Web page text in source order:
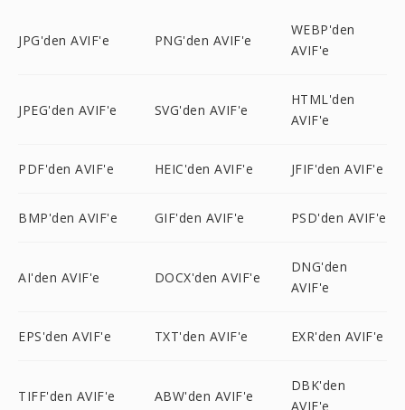
JPG'den AVIF'e PNG'den AVIF'e
WEBP'den
AVIF'e
JPEG'den AVIF'e SVG'den AVIF'e
HTML'den
AVIF'e
PDF'den AVIF'e HEIC'den AVIF'e JFIF'den AVIF'e
BMP'den AVIF'e GIF'den AVIF'e PSD'den AVIF'e
AI'den AVIF'e DOCX'den AVIF'e
DNG'den
AVIF'e
EPS'den AVIF'e TXT'den AVIF'e EXR'den AVIF'e
TIFF'den AVIF'e ABW'den AVIF'e
DBK'den
AVIF'e